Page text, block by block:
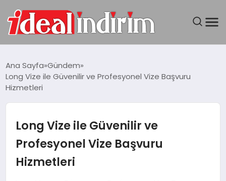
BILGISAYAR
SEYAHAT
TEKNOLOJI
Ana Sayfa Gündem
Long Vize ile Güvenilir ve Profesyonel Vize Başvuru
Hizmetleri
Long Vize ile Güvenilir ve
Profesyonel Vize Başvuru
Hizmetleri